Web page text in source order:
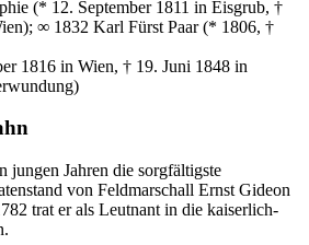
(* 12. September 1811 in Eisgrub, †
∞ 1832 Karl Fürst Paar (* 1806, †
1816 in Wien, † 19. Juni 1848 in
jungen Jahren die sorgfältigste
von Feldmarschall Ernst Gideon
trat er als Leutnant in die kaiserlich-